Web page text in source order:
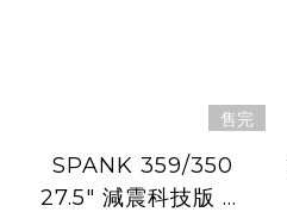
售完
SPANK 359/350
27.5" 減震科技版 登